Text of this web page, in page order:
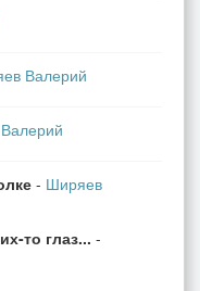
Валерий
- Ширяев
то глаз... -